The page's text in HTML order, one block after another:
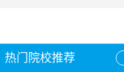
热门院校推荐